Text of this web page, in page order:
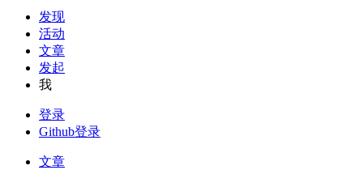
发现
活动
文章
发起
我
登录
Github登录
文章